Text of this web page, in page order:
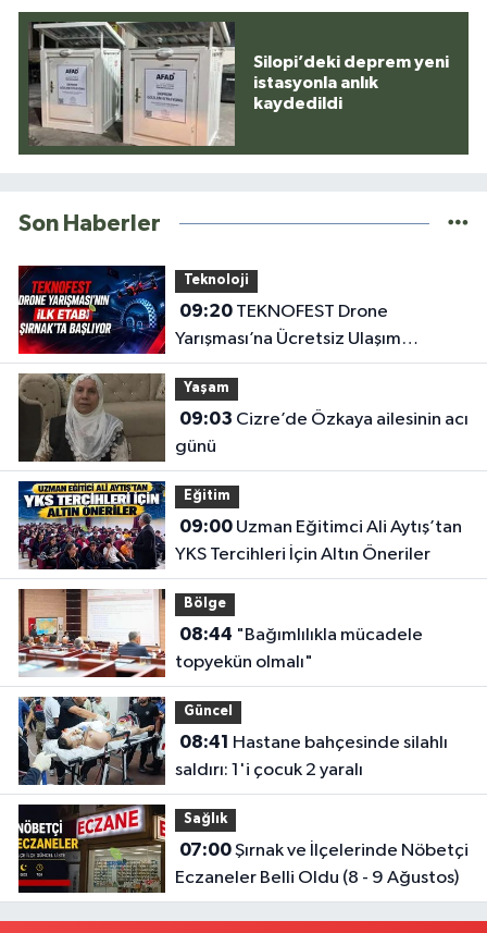
Silopi’deki deprem yeni
istasyonla anlık
kaydedildi
Son Haberler
Teknoloji
09:20TEKNOFEST Drone
Yarışması’na Ücretsiz Ulaşım
Desteği
Yaşam
09:03
günü
Eğitim
09:00Uzman Eğitimci Ali Aytış’tan
YKS Tercihleri İçin Altın Öneriler
Bölge
08:44
topyekün olmalı"
Güncel
08:41
saldırı: 1'i çocuk 2 yaralı
Sağlık
07:00Şırnak ve İlçelerinde Nöbetçi
Eczaneler Belli Oldu (8 - 9 Ağustos)